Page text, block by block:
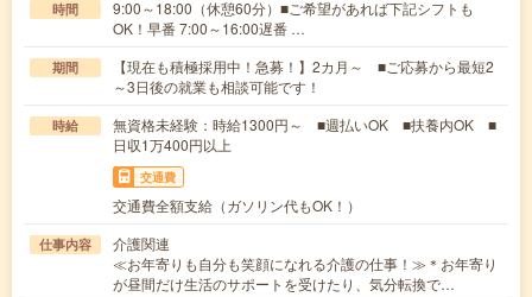
時間
9:00～18:00（休憩60分）■ご希望があれば下記シフトも
OK！早番 7:00～16:00遅番 …
期間
【現在も積極採用中！急募！】2カ月～ ■ご応募から最短2
～3日後の就業も相談可能です！
時給
無資格未経験：時給1300円～ ■週払いOK ■扶養内OK ■
日収1万400円以上
交通費
交通費全額支給（ガソリン代もOK！）
仕事内容
介護関連
≪お年寄りも自分も笑顔になれる介護の仕事！≫＊お年寄り
が昼間だけ生活のサポートを受けたり、気分転換で…